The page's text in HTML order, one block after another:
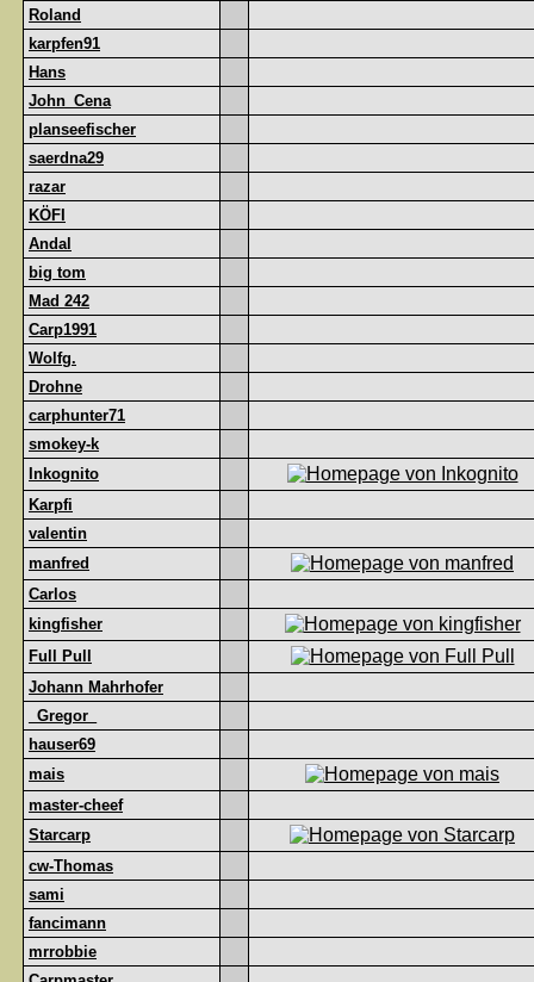
Roland
karpfen91
Hans
John_Cena
planseefischer
saerdna29
razar
KÖFI
Andal
big tom
Mad 242
Carp1991
Wolfg.
Drohne
carphunter71
smokey-k
Inkognito
Karpfi
valentin
manfred
Carlos
kingfisher
Full Pull
Johann Mahrhofer
_Gregor_
hauser69
mais
master-cheef
Starcarp
cw-Thomas
sami
fancimann
mrrobbie